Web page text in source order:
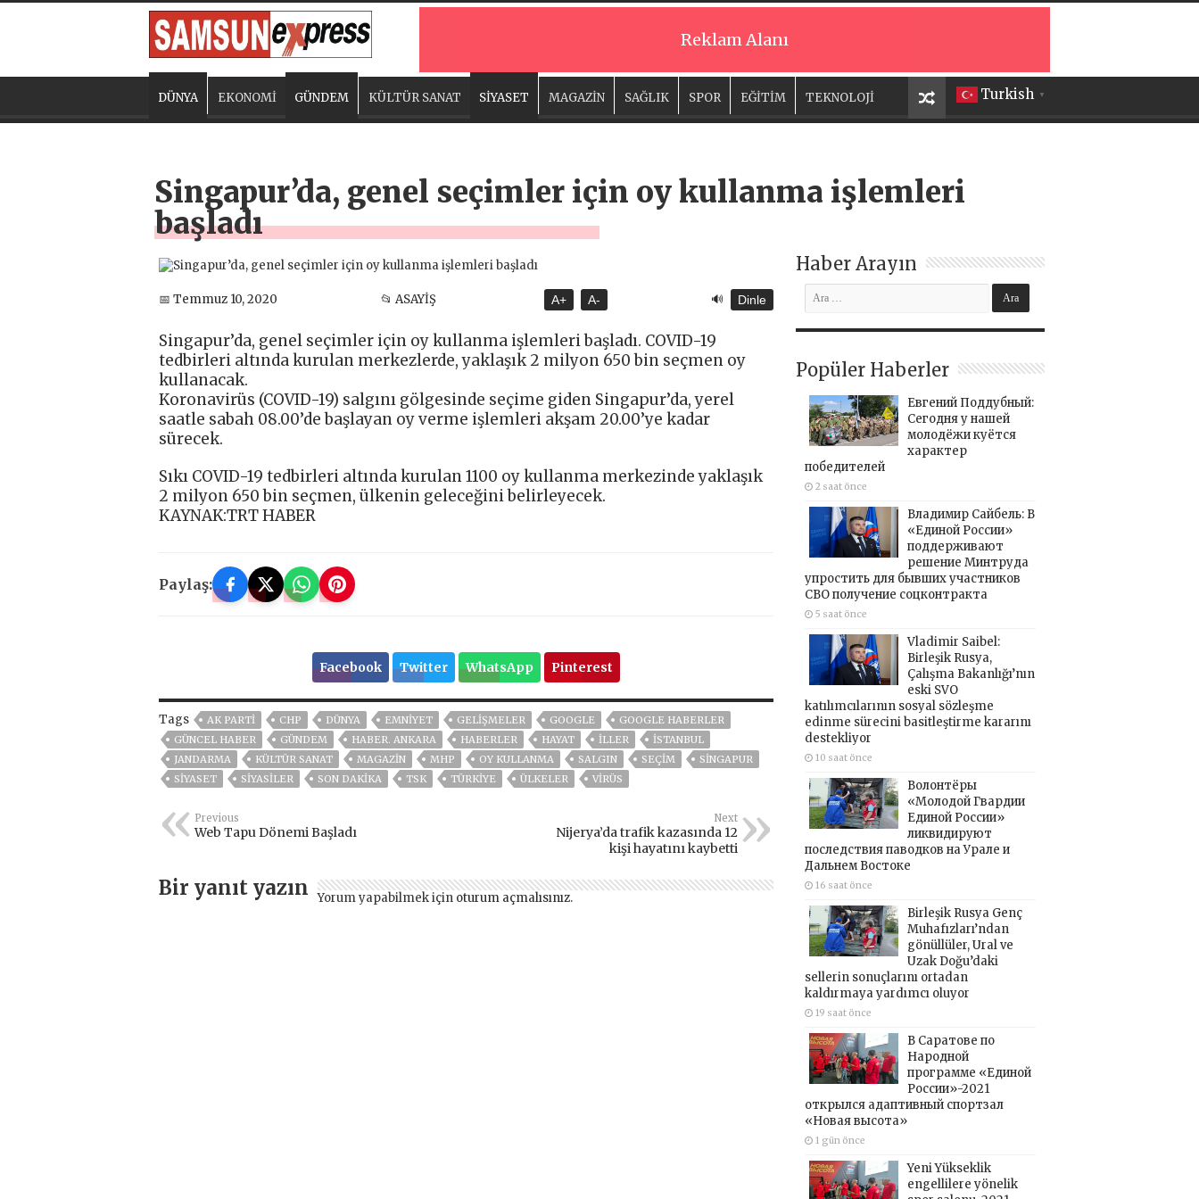
Reklam Alanı
Turkish ▼
DÜNYA EKONOMİ GÜNDEM KÜLTÜR SANAT SİYASET MAGAZİN SAĞLIK SPOR EĞİTİM TEKNOLOJİ
Singapur’da, genel seçimler için oy kullanma işlemleri
başladı
📅 Temmuz 10, 2020 📂 ASAYİŞ A+ A- 🔊 Dinle
Singapur’da, genel seçimler için oy kullanma işlemleri başladı. COVID-19
tedbirleri altında kurulan merkezlerde, yaklaşık 2 milyon 650 bin seçmen oy
kullanacak.
Koronavirüs (COVID-19) salgını gölgesinde seçime giden Singapur’da, yerel
saatle sabah 08.00’de başlayan oy verme işlemleri akşam 20.00’ye kadar
sürecek.
Sıkı COVID-19 tedbirleri altında kurulan 1100 oy kullanma merkezinde yaklaşık
2 milyon 650 bin seçmen, ülkenin geleceğini belirleyecek.
KAYNAK:TRT HABER
Paylaş:
Facebook Twitter WhatsApp Pinterest
Tags AK PARTİ CHP DÜNYA EMNİYET GELIŞMELER GOOGLE
GOOGLE HABERLER
GÜNCEL HABER
GÜNDEM HABER. ANKARA HABERLER HAYAT İLLER
ISTANBUL
JANDARMA
KÜLTÜR SANAT MAGAZİN MHP OY KULLANMA SALGIN SEÇİM
SİNGAPUR
SİYASET
SİYASİLER SON DAKIKA TSK TÜRKİYE ÜLKELER VIRÜS
Previous
Web Tapu Dönemi Başladı
Next
Nijerya’da trafik kazasında 12
kişi hayatını kaybetti
Bir yanıt yazın Yorum yapabilmek için oturum açmalısınız.
Haber Arayın
Popüler Haberler
Евгений Поддубный:
Сегодня у нашей
молодёжи куётся
характер
победителей
2 saat önce
Владимир Сайбель: В
«Единой России»
поддерживают
решение Минтруда
упростить для бывших участников
СВО получение соцконтракта
5 saat önce
Vladimir Saibel:
Birleşik Rusya,
Çalışma Bakanlığı’nın
eski SVO
katılımcılarının sosyal sözleşme
edinme sürecini basitleştirme kararını
destekliyor
10 saat önce
Волонтёры
«Молодой Гвардии
Единой России»
ликвидируют
последствия паводков на Урале и
Дальнем Востоке
16 saat önce
Birleşik Rusya Genç
Muhafızları’ndan
gönüllüler, Ural ve
Uzak Doğu’daki
sellerin sonuçlarını ortadan
kaldırmaya yardımcı oluyor
19 saat önce
В Саратове по
Народной
программе «Единой
России»-2021
открылся адаптивный спортзал
«Новая высота»
1 gün önce
Yeni Yükseklik
engellilere yönelik